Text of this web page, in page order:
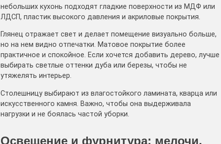
небольших кухонь подходят гладкие поверхности из МДФ или
ЛДСП, пластик высокого давления и акриловые покрытия.
Глянец отражает свет и делает помещение визуально больше,
но на нем видно отпечатки. Матовое покрытие более
практичное и спокойное. Если хочется добавить дерево, лучше
выбирать светлые оттенки дуба или березы, чтобы не
утяжелять интерьер.
Столешницу выбирают из влагостойкого ламината, кварца или
искусственного камня. Важно, чтобы она выдерживала
нагрузки и не боялась частой уборки.
Освещение и фурнитура: мелочи,